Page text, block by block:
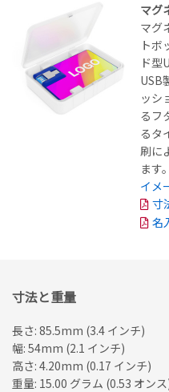
マグ
マグ
トボ
ド型
USB
ッシ
るフ
るタ
刷に
ます。
イメ
寸
名
寸法と重量
長さ: 85.5mm (3.4 インチ)
幅: 54mm (2.1 インチ)
高さ: 4.20mm (0.17 インチ)
重量: 15.00 グラム (0.53 オン